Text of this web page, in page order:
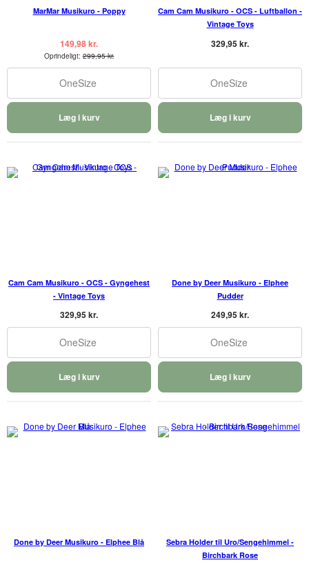
MarMar Musikuro - Poppy
149,98 kr.
Oprindeligt:299,95 kr.
OneSize
Læg i kurv
Cam Cam Musikuro - OCS - Luftballon -
Vintage Toys
329,95 kr.
OneSize
Læg i kurv
Cam Cam Musikuro - OCS - Gyngehest
- Vintage Toys
329,95 kr.
OneSize
Læg i kurv
Done by Deer Musikuro - Elphee
Pudder
249,95 kr.
OneSize
Læg i kurv
Done by Deer Musikuro - Elphee Blå
Sebra Holder til Uro/Sengehimmel -
Birchbark Rose